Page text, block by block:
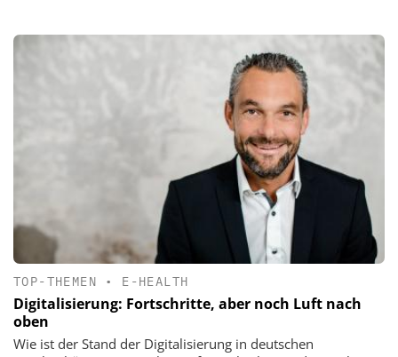
TOP-THEMEN • E-HEALTH
Digitalisierung: Fortschritte, aber noch Luft nach
oben
Wie ist der Stand der Digitalisierung in deutschen